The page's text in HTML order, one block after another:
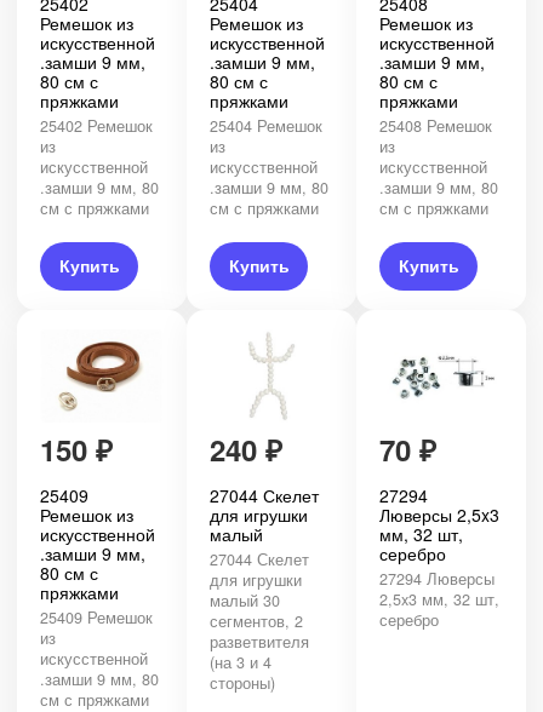
Ремешок из
искусственной
.замши 9 мм,
80 см с
пряжками
25402 Ремешок
из
искусственной
.замши 9 мм, 80
см с пряжками
Купить
Ремешок из
искусственной
.замши 9 мм,
80 см с
пряжками
25404 Ремешок
из
искусственной
.замши 9 мм, 80
см с пряжками
Купить
Ремешок из
искусственной
.замши 9 мм,
80 см с
пряжками
25408 Ремешок
из
искусственной
.замши 9 мм, 80
см с пряжками
Купить
150 ₽
25409
Ремешок из
искусственной
.замши 9 мм,
80 см с
пряжками
25409 Ремешок
из
искусственной
.замши 9 мм, 80
см с пряжками
240 ₽
27044 Скелет
для игрушки
малый
27044 Скелет
для игрушки
малый 30
сегментов, 2
разветвителя
(на 3 и 4
стороны)
70 ₽
27294
Люверсы 2,5x3
мм, 32 шт,
серебро
27294 Люверсы
2,5x3 мм, 32 шт,
серебро